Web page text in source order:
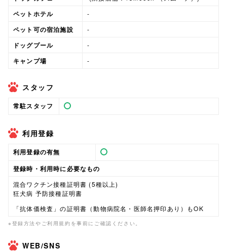
ペットホテル -
ペット可の宿泊施設 -
ドッグプール -
キャンプ場 -
スタッフ
常駐スタッフ
利用登録
利用登録の有無
登録時・利用時に必要なもの
混合ワクチン接種証明書 (5種以上)
狂犬病 予防接種証明書
「抗体価検査」の証明書（動物病院名・医師名押印あり）もOK
※登録方法やご利用規約を事前にご確認ください。
WEB/SNS